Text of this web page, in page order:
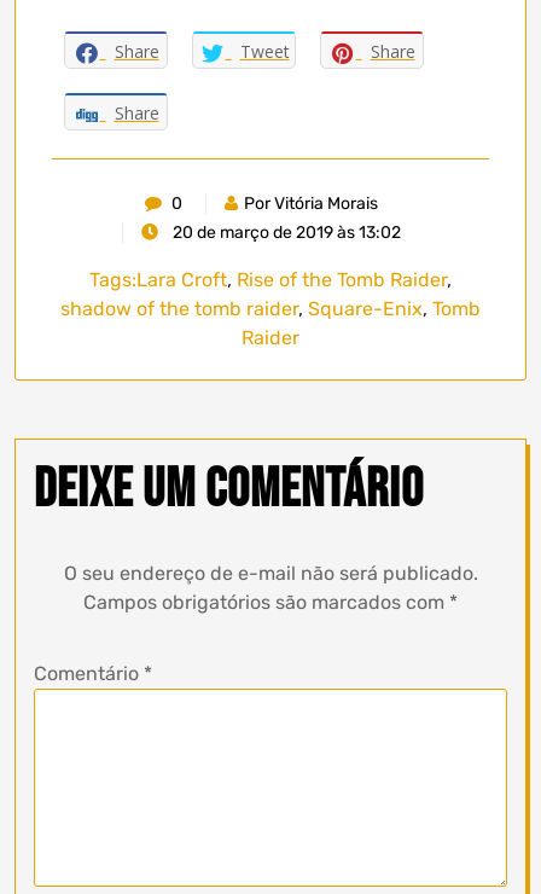
Share Tweet Share
Share
0
Por Vitória Morais
20 de março de 2019 às 13:02
Tags:Lara Croft, Rise of the Tomb Raider,
shadow of the tomb raider, Square-Enix, Tomb
Raider
Deixe um comentário
O seu endereço de e-mail não será publicado.
Campos obrigatórios são marcados com *
Comentário *